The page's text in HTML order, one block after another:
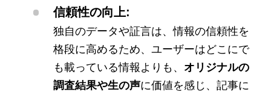
信頼性の向上:
独自のデータや証言は、情報の信頼性を
格段に高めるため、ユーザーはどこにで
も載っている情報よりも、 オリジナルの
調査結果や生の声に価値を感じ、記事に